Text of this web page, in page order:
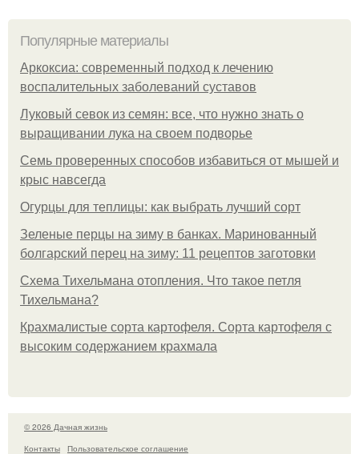
Популярные материалы
Аркоксиа: современный подход к лечению
воспалительных заболеваний суставов
Луковый севок из семян: все, что нужно знать о
выращивании лука на своем подворье
Семь проверенных способов избавиться от мышей и
крыс навсегда
Огурцы для теплицы: как выбрать лучший сорт
Зеленые перцы на зиму в банках. Маринованный
болгарский перец на зиму: 11 рецептов заготовки
Схема Тихельмана отопления. Что такое петля
Тихельмана?
Крахмалистые сорта картофеля. Сорта картофеля с
высоким содержанием крахмала
© 2026 Дачная жизнь
Контакты
Пользовательское соглашение